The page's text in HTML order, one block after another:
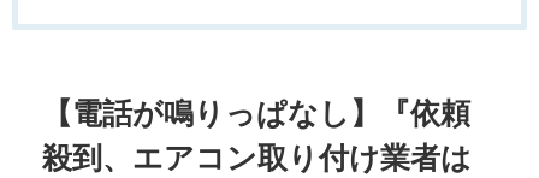
【電話が鳴りっぱなし】『依頼
殺到、エアコン取り付け業者は